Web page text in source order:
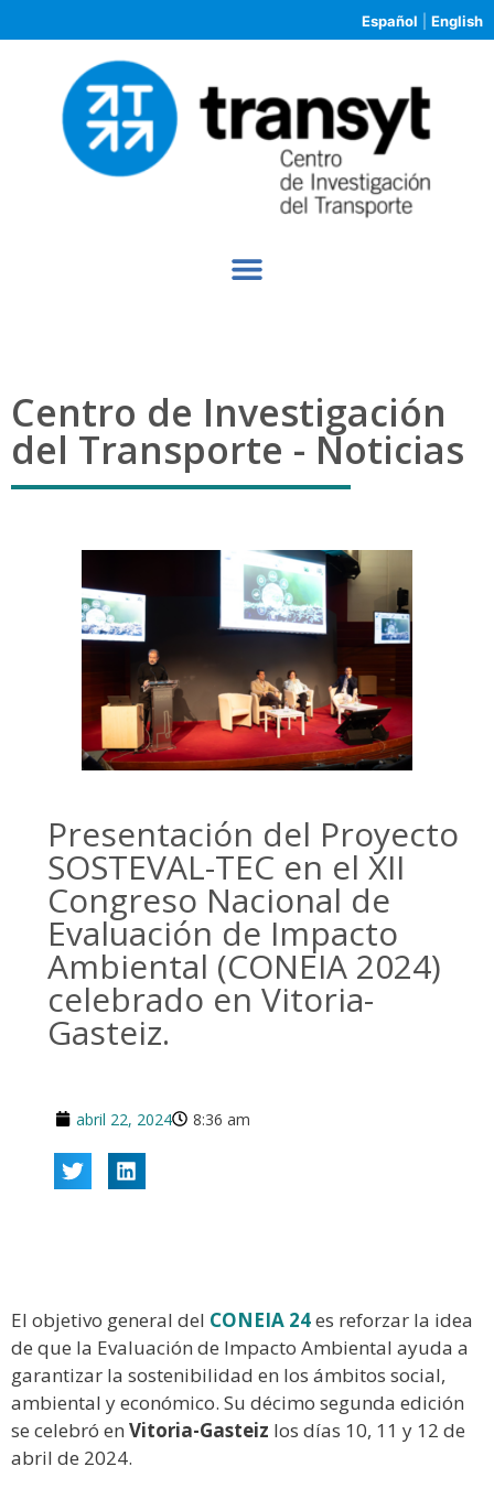
Español English
Centro de Investigación
del Transporte - Noticias
Presentación del Proyecto
SOSTEVAL-TEC en el XII
Congreso Nacional de
Evaluación de Impacto
Ambiental (CONEIA 2024)
celebrado en Vitoria-
Gasteiz.
abril 22, 2024 8:36 am
El objetivo general del CONEIA 24es reforzar la idea
de que la Evaluación de Impacto Ambiental ayuda a
garantizar la sostenibilidad en los ámbitos social,
ambiental y económico. Su décimo segunda edición
se celebró en Vitoria-Gasteiz los días 10, 11 y 12 de
abril de 2024.